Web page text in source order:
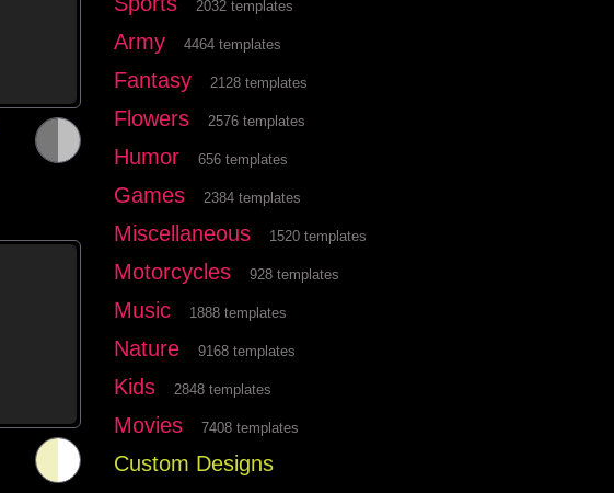
2032 templates
Army 4464 templates
Fantasy 2128 templates
Flowers 2576 templates
Humor 656 templates
Games 2384 templates
Miscellaneous 1520 templates
Motorcycles 928 templates
Music 1888 templates
Nature 9168 templates
Kids 2848 templates
Movies 7408 templates
Custom Designs